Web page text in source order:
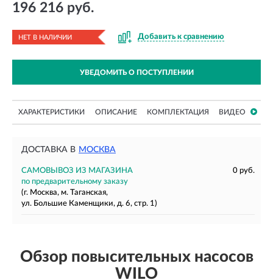
196 216 руб.
НЕТ В НАЛИЧИИ Добавить к сравнению
УВЕДОМИТЬ О ПОСТУПЛЕНИИ
ХАРАКТЕРИСТИКИ ОПИСАНИЕ КОМПЛЕКТАЦИЯ ВИДЕО
ДОСТАВКА В МОСКВА
САМОВЫВОЗ ИЗ МАГАЗИНА
0 руб.
по предварительному заказу
(г. Москва, м. Таганская,
ул. Большие Каменщики, д. 6, стр. 1)
Обзор повысительных насосов
WILO